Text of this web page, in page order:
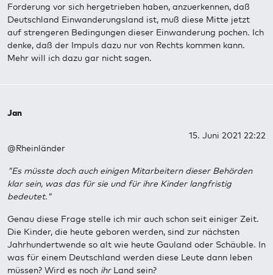
Forderung vor sich hergetrieben haben, anzuerkennen, daß
Deutschland Einwanderungsland ist, muß diese Mitte jetzt
auf strengeren Bedingungen dieser Einwanderung pochen. Ich
denke, daß der Impuls dazu nur von Rechts kommen kann.
Mehr will ich dazu gar nicht sagen.
Jan
15. Juni 2021 22:22
@Rheinländer
"Es müsste doch auch einigen Mitarbeitern dieser Behörden
klar sein, was das für sie und für ihre Kinder langfristig
bedeutet."
Genau diese Frage stelle ich mir auch schon seit einiger Zeit.
Die Kinder, die heute geboren werden, sind zur nächsten
Jahrhundertwende so alt wie heute Gauland oder Schäuble. In
was für einem Deutschland werden diese Leute dann leben
müssen? Wird es noch ihrLand sein?